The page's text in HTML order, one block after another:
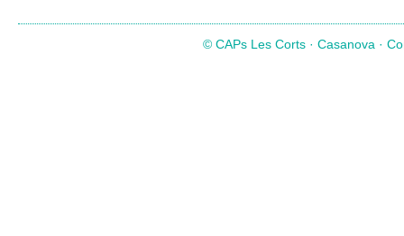
© CAPs Les Corts · Casanova ·